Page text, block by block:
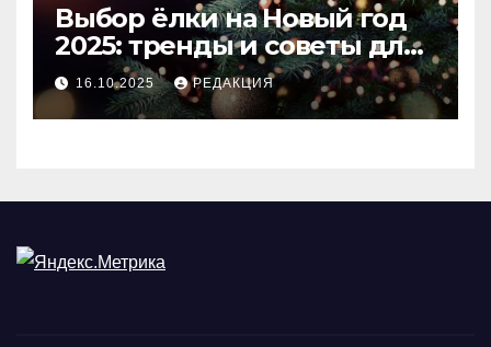
Выбор ёлки на Новый год
2025: тренды и советы для
идеального праздника
16.10.2025 РЕДАКЦИЯ